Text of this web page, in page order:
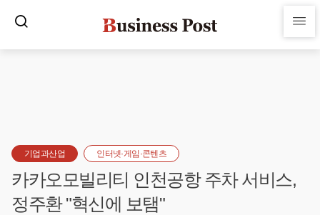
기업과산업 인터넷·게임·콘텐츠
카카오모빌리티 인천공항 주차 서비스,
정주환 "혁신에 보탬"